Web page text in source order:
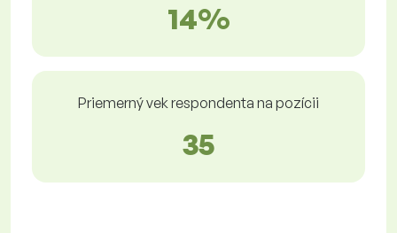
14%
Priemerný vek respondenta na pozícii
35